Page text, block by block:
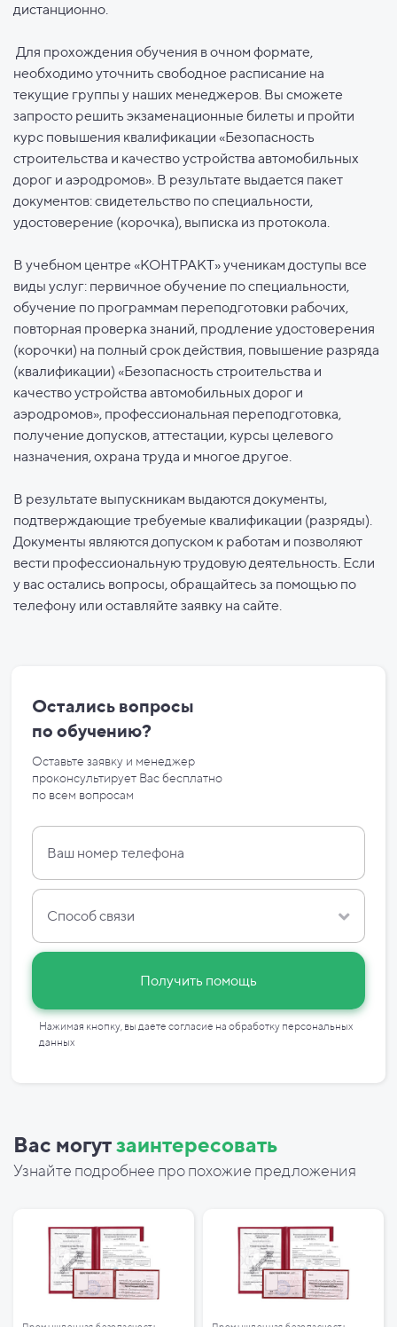
дистанционно.
Для прохождения обучения в очном формате,
необходимо уточнить свободное расписание на
текущие группы у наших менеджеров. Вы сможете
запросто решить экзаменационные билеты и пройти
курс повышения квалификации «Безопасность
строительства и качество устройства автомобильных
дорог и аэродромов». В результате выдается пакет
документов: свидетельство по специальности,
удостоверение (корочка), выписка из протокола.
В учебном центре «КОНТРАКТ» ученикам доступы все
виды услуг: первичное обучение по специальности,
обучение по программам переподготовки рабочих,
повторная проверка знаний, продление удостоверения
(корочки) на полный срок действия, повышение разряда
(квалификации) «Безопасность строительства и
качество устройства автомобильных дорог и
аэродромов», профессиональная переподготовка,
получение допусков, аттестации, курсы целевого
назначения, охрана труда и многое другое.
В результате выпускникам выдаются документы,
подтверждающие требуемые квалификации (разряды).
Документы являются допуском к работам и позволяют
вести профессиональную трудовую деятельность. Если
у вас остались вопросы, обращайтесь за помощью по
телефону или оставляйте заявку на сайте.
Остались вопросы
по обучению?
Оставьте заявку и менеджер
проконсультирует Вас бесплатно
по всем вопросам
Способ связи
Получить помощь
Нажимая кнопку, вы даете согласие на обработку персональных
данных
Вас могутзаинтересовать
Узнайте подробнее про похожие предложения